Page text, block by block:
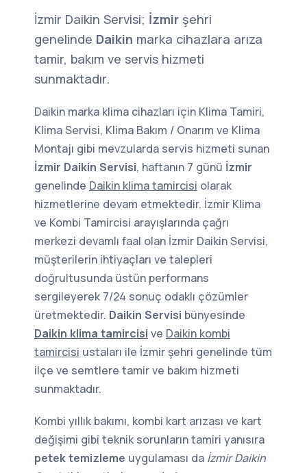
İzmir Daikin Servisi; İzmir şehri
genelinde Daikin marka cihazlara arıza
tamir, bakım ve servis hizmeti
sunmaktadır.
Daikin marka klima cihazları için Klima Tamiri,
Klima Servisi, Klima Bakım / Onarım ve Klima
Montajı gibi mevzularda servis hizmeti sunan
İzmir Daikin Servisi, haftanın 7 günü İzmir
genelinde Daikin klima tamircisi olarak
hizmetlerine devam etmektedir. İzmir Klima
ve Kombi Tamircisi arayışlarında çağrı
merkezi devamlı faal olan İzmir Daikin Servisi,
müşterilerin ihtiyaçları ve talepleri
doğrultusunda üstün performans
sergileyerek 7/24 sonuç odaklı çözümler
üretmektedir. Daikin Servisi bünyesinde
Daikin klima tamircisi ve Daikin kombi
tamircisi ustaları ile İzmir şehri genelinde tüm
ilçe ve semtlere tamir ve bakım hizmeti
sunmaktadır.
Kombi yıllık bakımı, kombi kart arızası ve kart
değişimi gibi teknik sorunların tamiri yanısıra
petek temizleme uygulaması da İzmir Daikin